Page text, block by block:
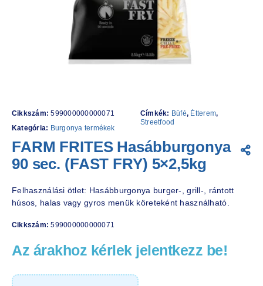
Cikkszám:599000000000071
Kategória: Burgonya termékek
Címkék: Büfé, Étterem,
Streetfood
FARM FRITES Hasábburgonya
90 sec. (FAST FRY) 5×2,5kg
Felhasználási ötlet: Hasábburgonya burger-, grill-, rántott
húsos, halas vagy gyros menük köreteként használható.
Cikkszám:599000000000071
Az árakhoz kérlek jelentkezz be!